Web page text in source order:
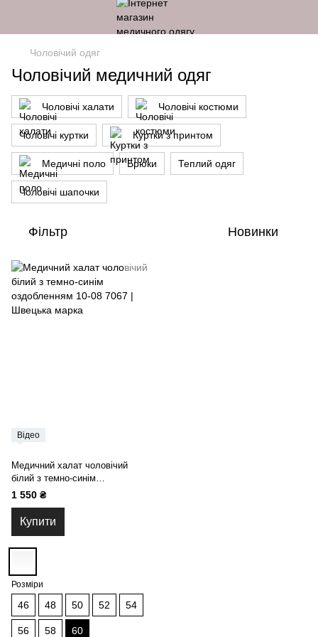
Чоловічий одяг
Чоловічий медичний одяг
Чоловічі халати Чоловічі костюми
Чоловічі куртки Куртки з принтом
Медичні поло Брюки Теплий одяг
Чоловічі шапочки
Фільтр Новинки
Відео
Медичний халат чоловічий
білий з темно-синім
оздобленням 10-08
1 550 ₴
Купити
Розміри
46 48 50 52 54
56 58 60